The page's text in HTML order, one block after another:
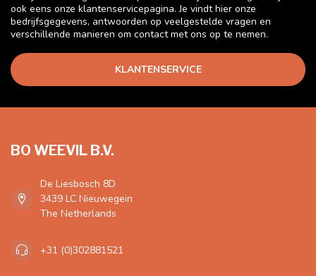
ook eens onze klantenservicepagina. Je vindt hier onze
bedrijfsgegevens, antwoorden op veelgestelde vragen en
verschillende manieren om contact met ons op te nemen.
KLANTENSERVICE
BO WEEVIL B.V.
De Liesbosch 8D
3439 LC Nieuwegein
The Netherlands
+31 (0)302881521